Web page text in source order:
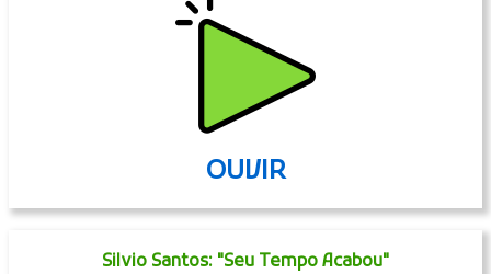
OUVIR
Silvio Santos: "Seu Tempo Acabou"